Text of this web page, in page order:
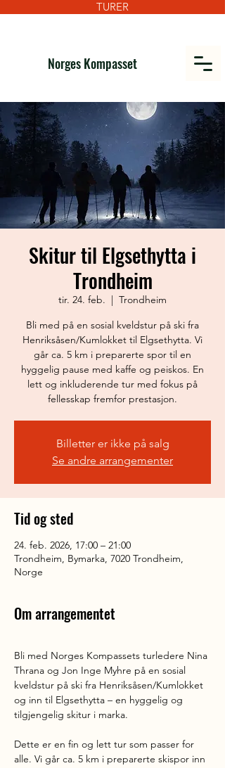
TURER
Norges Kompasset
Skitur til Elgsethytta i
Trondheim
tir. 24. feb.
  |
Trondheim
Bli med på en sosial kveldstur på ski fra
Henriksåsen/Kumlokket til Elgsethytta. Vi
går ca. 5 km i preparerte spor til en
hyggelig pause med kaffe og peiskos. En
lett og inkluderende tur med fokus på
fellesskap fremfor prestasjon.
Billetter er ikke på salg
Se andre arrangementer
Tid og sted
24. feb. 2026, 17:00 – 21:00
Trondheim, Bymarka, 7020 Trondheim,
Norge
Om arrangementet
Bli med Norges Kompassets turledere Nina
Thrana og Jon Inge Myhre på en sosial
kveldstur på ski fra Henriksåsen/Kumlokket
og inn til Elgsethytta – en hyggelig og
tilgjengelig skitur i marka.
Dette er en fin og lett tur som passer for
alle. Vi går ca. 5 km i preparerte skispor inn